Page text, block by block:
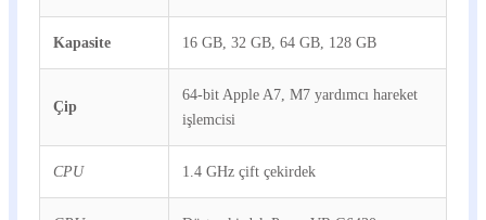
Kapasite 16 GB, 32 GB, 64 GB, 128 GB
Çip
64-bit Apple A7, M7 yardımcı hareket
işlemcisi
CPU 1.4 GHz çift çekirdek